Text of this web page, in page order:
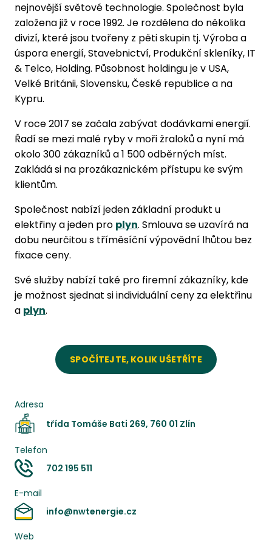
nejnovější světové technologie. Společnost byla
založena již v roce 1992. Je rozdělena do několika
divizí, které jsou tvořeny z pěti skupin tj. Výroba a
úspora energií, Stavebnictví, Produkční skleníky, IT
& Telco, Holding. Působnost holdingu je v USA,
Velké Británii, Slovensku, České republice a na
Kypru.
V roce 2017 se začala zabývat dodávkami energií.
Řadí se mezi malé ryby v moři žraloků a nyní má
okolo 300 zákazníků a 1 500 odběrných míst.
Zakládá si na prozákaznickém přístupu ke svým
klientům.
Společnost nabízí jeden základní produkt u
elektřiny a jeden pro plyn. Smlouva se uzavírá na
dobu neurčitou s tříměsíční výpovědní lhůtou bez
fixace ceny.
Své služby nabízí také pro firemní zákazníky, kde
je možnost sjednat si individuální ceny za elektřinu
a plyn.
SPOČÍTEJTE, KOLIK UŠETŘÍTE
Adresa
třída Tomáše Bati 269, 760 01 Zlín
Telefon
702 195 511
E-mail
info@nwtenergie.cz
Web